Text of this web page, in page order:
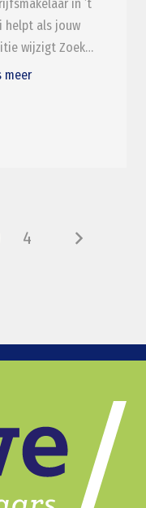
in ’t
helpt als jouw
wijzigt Zoek…
meer
4